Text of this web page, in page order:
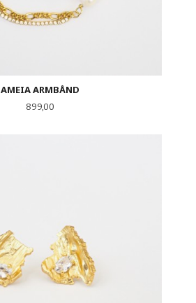
AMEIA ARMBÅND
Pris
899,00